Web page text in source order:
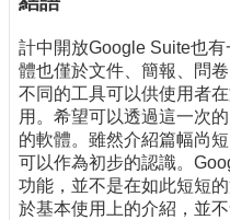
計中開放Google Suite也
體也僅於文件、簡報、問
不同的工具可以供使用者
用。希望可以透過這一次
的軟體。雖然介紹篇幅尚
可以作為初步的認識。
功能，並不是在如此短短
於基本使用上的介紹，並